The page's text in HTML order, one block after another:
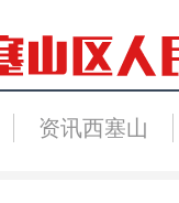
资讯西塞山